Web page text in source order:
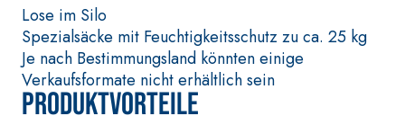
Lose im Silo
Spezialsäcke mit Feuchtigkeitsschutz zu ca. 25 kg
Je nach Bestimmungsland könnten einige
Verkaufsformate nicht erhältlich sein
Produktvorteile
WÄRMEDÄMMVERBUNDSYST
EM FASSATHERM ®
KLEBER UND
SPACHTELMASSEN